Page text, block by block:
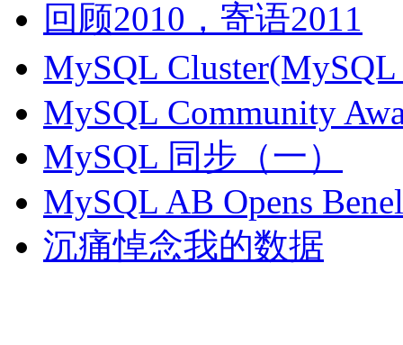
回顾2010，寄语2011
MySQL
MySQL Community
MySQL 同步（一）
MySQL AB Opens
沉痛悼念我的数据